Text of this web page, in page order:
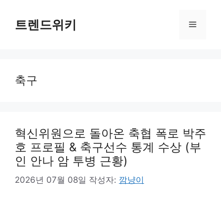
트렌드위키 메
축구
혁신위원으로 돌아온 축협 폭로 박주
호 프로필 & 축구선수 통계 수상 (부
인 안나 암 투병 근황)
2026년 07월 08일 작성자: 깜냥이